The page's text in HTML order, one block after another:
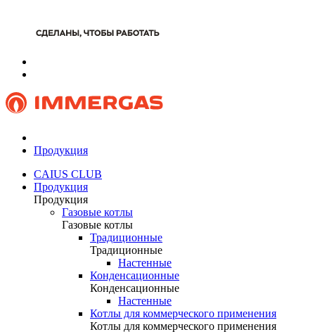
Продукция
CAIUS CLUB
Продукция
Продукция
Газовые котлы
Газовые котлы
Традиционные
Традиционные
Настенные
Конденсационные
Конденсационные
Настенные
Котлы для коммерческого применения
Котлы для коммерческого применения